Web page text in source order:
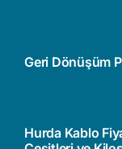
Geri Dönüşüm
Hurda Kablo